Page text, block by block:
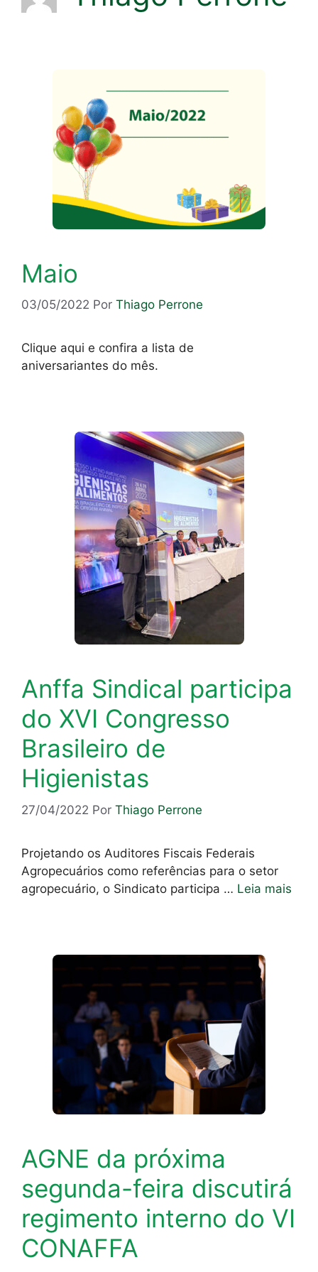
Maio
03/05/2022 Por Thiago Perrone
Clique aqui e confira a lista de
aniversariantes do mês.
Anffa Sindical participa
do XVI Congresso
Brasileiro de
Higienistas
27/04/2022 Por Thiago Perrone
Projetando os Auditores Fiscais Federais
Agropecuários como referências para o setor
agropecuário, o Sindicato participa … Leia mais
AGNE da próxima
segunda-feira discutirá
regimento interno do VI
CONAFFA